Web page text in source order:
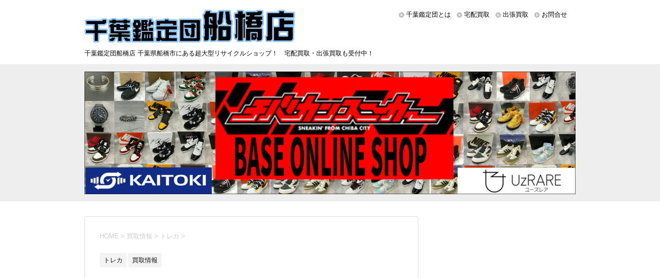
千葉鑑定団船橋店 千葉県船橋市にある超大型リサイクルショップ！ 宅配買取・出張買取も受付中！
千葉鑑定団とは 宅配買取 出張買取 お問合せ
HOME > 買取情報 > トレカ >
トレカ 買取情報